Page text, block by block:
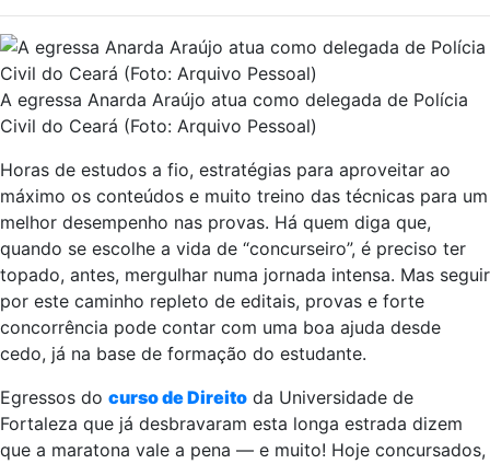
A egressa Anarda Araújo atua como delegada de Polícia
Civil do Ceará (Foto: Arquivo Pessoal)
Horas de estudos a fio, estratégias para aproveitar ao
máximo os conteúdos e muito treino das técnicas para um
melhor desempenho nas provas. Há quem diga que,
quando se escolhe a vida de “concurseiro”, é preciso ter
topado, antes, mergulhar numa jornada intensa. Mas seguir
por este caminho repleto de editais, provas e forte
concorrência pode contar com uma boa ajuda desde
cedo, já na base de formação do estudante.
Egressos do curso de Direito da Universidade de
Fortaleza que já desbravaram esta longa estrada dizem
que a maratona vale a pena — e muito! Hoje concursados,